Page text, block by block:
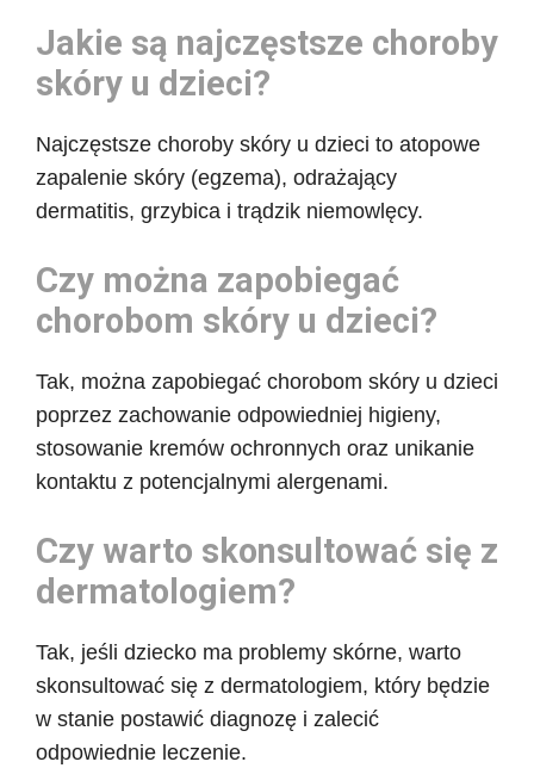
Jakie są najczęstsze choroby
skóry u dzieci?
Najczęstsze choroby skóry u dzieci to atopowe
zapalenie skóry (egzema), odrażający
dermatitis, grzybica i trądzik niemowlęcy.
Czy można zapobiegać
chorobom skóry u dzieci?
Tak, można zapobiegać chorobom skóry u dzieci
poprzez zachowanie odpowiedniej higieny,
stosowanie kremów ochronnych oraz unikanie
kontaktu z potencjalnymi alergenami.
Czy warto skonsultować się z
dermatologiem?
Tak, jeśli dziecko ma problemy skórne, warto
skonsultować się z dermatologiem, który będzie
w stanie postawić diagnozę i zalecić
odpowiednie leczenie.